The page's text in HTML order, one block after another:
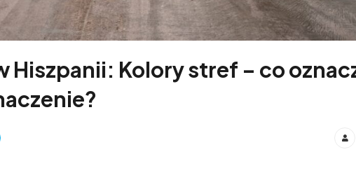
Hiszpanii: Kolory stref – co